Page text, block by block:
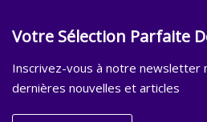
Votre Sélection Parfaite
Inscrivez-vous à notre newsletter
dernières nouvelles et articles